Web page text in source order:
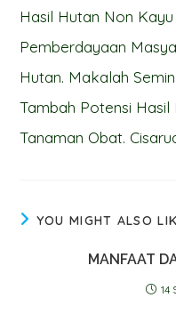
Hasil Hutan Non
Pemberdayaan
Hutan. Makalah
Tambah Potensi
Tanaman Obat.
YOU MIGHT ALSO
MANFAAT
14